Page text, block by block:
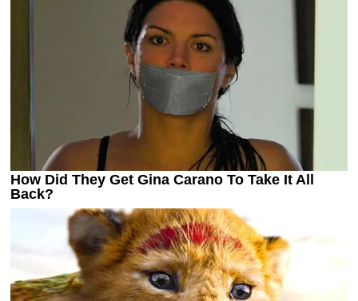
Другие Турниры >>>
Таблицы групп Чемпионата Мира
Украина. Премьер-Лига
Украина. Первая Лига
Лига Чемпионов. Таблицы групп
Англия. Премьер-Лига
Испания. Ла Лига
Все таблицы >>>
Рейтинги
Рейтинг стран УЕФА
Рейтинг клубов УЕФА
Рейтинг ФИФА
ТВ программа